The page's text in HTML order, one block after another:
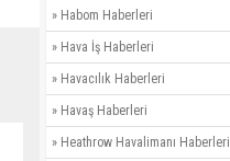
» Habom Haberleri
» Hava İş Haberleri
» Havacılık Haberleri
» Havaş Haberleri
» Heathrow Havalimanı Haberleri